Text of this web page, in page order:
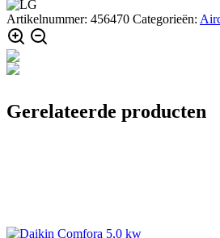
Artikelnummer: 456470 Categorieën:
Gerelateerde producten